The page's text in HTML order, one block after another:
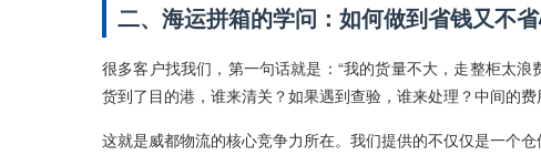
二、海运拼箱的学问：如何做到省钱又不
很多客户找我们，第一句话就是：“我的货量不大，走整柜太
货到了目的港，谁来清关？如果遇到查验，谁来处理？中间的费
这就是威都物流的核心竞争力所在。我们提供的不仅仅是一个